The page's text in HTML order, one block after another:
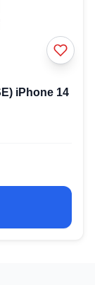
iPhone 14